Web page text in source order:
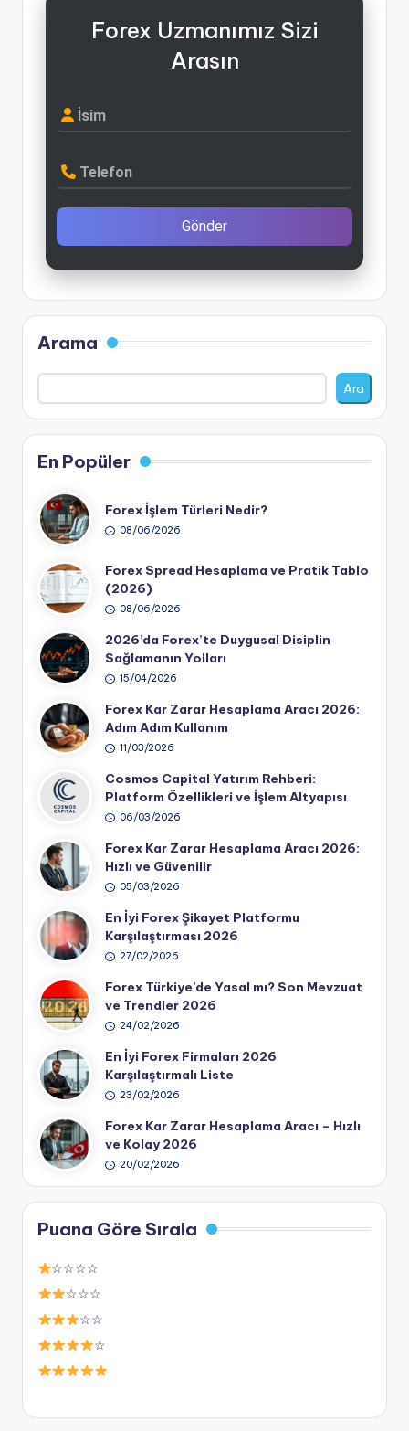
Forex Uzmanımız Sizi
Arasın
İsim
Telefon
Gönder
Arama
Ara
En Popüler
Forex İşlem Türleri Nedir?
08/06/2026
Forex Spread Hesaplama ve Pratik Tablo
(2026)
08/06/2026
2026’da Forex’te Duygusal Disiplin
Sağlamanın Yolları
15/04/2026
Forex Kar Zarar Hesaplama Aracı 2026:
Adım Adım Kullanım
11/03/2026
Cosmos Capital Yatırım Rehberi:
Platform Özellikleri ve İşlem Altyapısı
06/03/2026
Forex Kar Zarar Hesaplama Aracı 2026:
Hızlı ve Güvenilir
05/03/2026
En İyi Forex Şikayet Platformu
Karşılaştırması 2026
27/02/2026
Forex Türkiye’de Yasal mı? Son Mevzuat
ve Trendler 2026
24/02/2026
En İyi Forex Firmaları 2026
Karşılaştırmalı Liste
23/02/2026
Forex Kar Zarar Hesaplama Aracı – Hızlı
ve Kolay 2026
20/02/2026
Puana Göre Sırala
☆☆☆☆
☆☆☆
☆☆
☆